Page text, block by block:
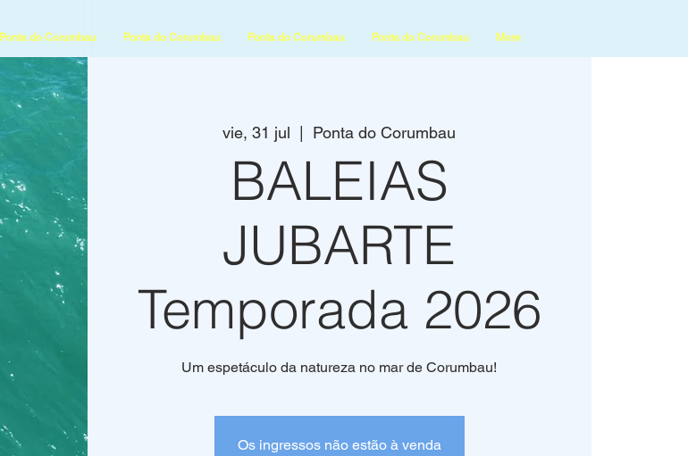
Ponta do Corumbau Ponta do Corumbau Ponta do Corumbau Ponta do Corumbau More
vie, 31 jul
  |
Ponta do Corumbau
BALEIAS
JUBARTE
Temporada 2026
Um espetáculo da natureza no mar de Corumbau!
Os ingressos não estão à venda